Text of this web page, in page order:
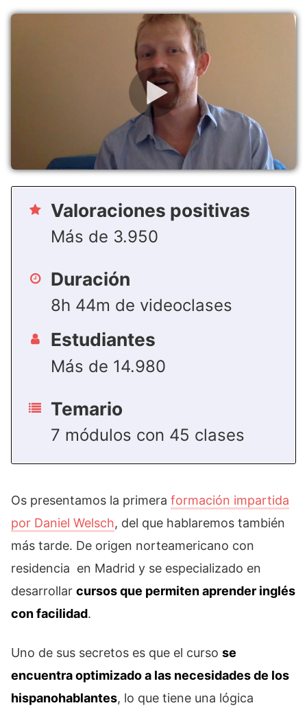
Valoraciones positivas
Más de 3.950
Duración
8h 44m de videoclases
Estudiantes
Más de 14.980
Temario
7 módulos con 45 clases
Os presentamos la primera formación impartida
por Daniel Welsch, del que hablaremos también
más tarde. De origen norteamericano con
residencia en Madrid y se especializado en
desarrollar cursos que permiten aprender inglés
con facilidad.
Uno de sus secretos es que el curso se
encuentra optimizado a las necesidades de los
hispanohablantes, lo que tiene una lógica